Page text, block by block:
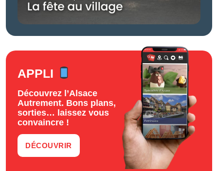
APPLI
Découvrez l’Alsace
Autrement. Bons plans,
sorties… laissez vous
convaincre !
DÉCOUVRIR